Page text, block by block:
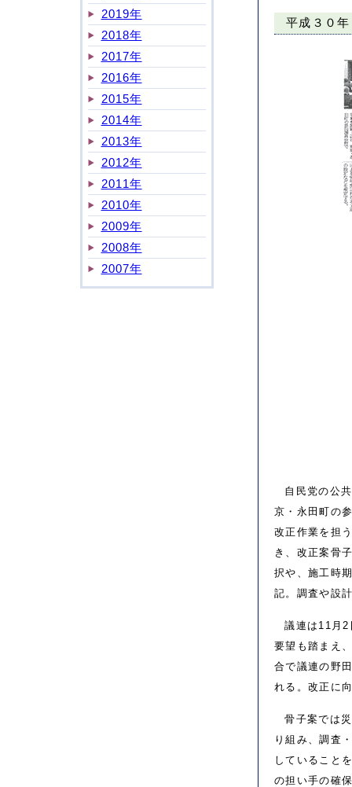
2019年
2018年
2017年
2016年
2015年
2014年
2013年
2012年
2011年
2010年
2009年
2008年
2007年
平成３０
自民党の公
京・永田町の
改正作業を担
き、改正案骨
択や、施工時
記。調査や設
議連は11月
要望も踏まえ
合で議連の野
れる。改正に
骨子案では
り組み、調査
していること
の担い手の確